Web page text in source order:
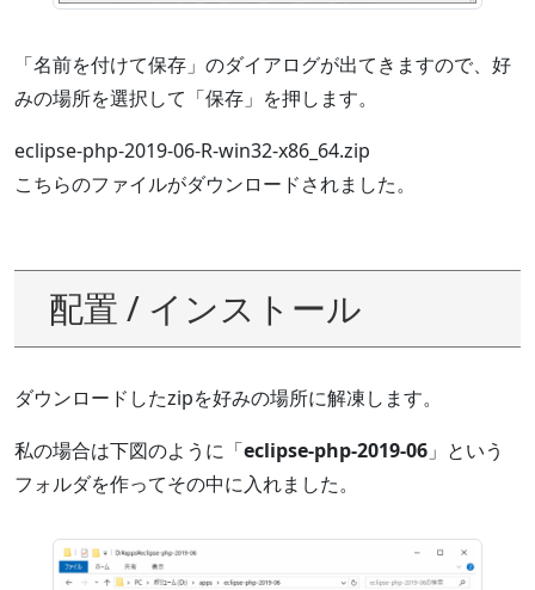
「名前を付けて保存」のダイアログが出てきますので、好
みの場所を選択して「保存」を押します。
eclipse-php-2019-06-R-win32-x86_64.zip
こちらのファイルがダウンロードされました。
配置 / インストール
ダウンロードしたzipを好みの場所に解凍します。
私の場合は下図のように「eclipse-php-2019-06 」という
フォルダを作ってその中に入れました。